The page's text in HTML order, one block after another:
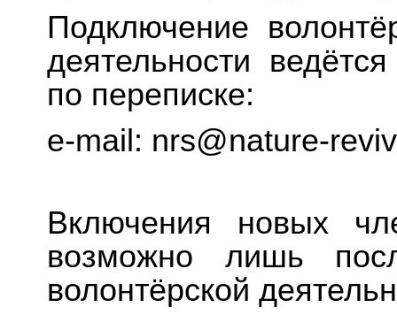
Подключение
деятельности
по переписке:
e-mail: nrs@nature-
Включения новых
возможно лишь
волонтёрской